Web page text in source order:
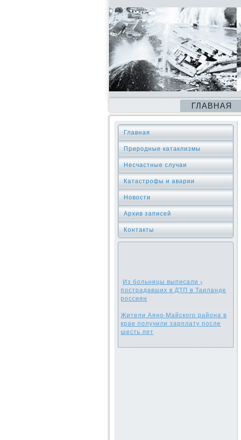
ГЛАВНАЯ
Главная
Природные катаклизмы
Несчастные случаи
Катастрофы и аварии
Новости
Архив записей
Контакты
Из больницы выписали 3
пострадавших в ДТП в Таиланде
россиян
Жители Аяно-Майского района в
крае получили зарплату после
шесть лет